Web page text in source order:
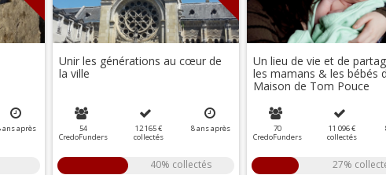
ansaprès
Unir les générations au cœur de
la ville
54
CredoFunders
12 165 €
collectés
8ansaprès
40% collectés
Un lieu de vie et de
les mamans & les bébés
Maison de Tom Pouce
70
CredoFunders
11 096 €
collectés
27%